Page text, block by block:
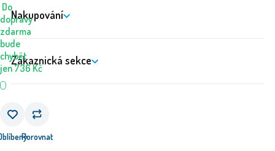
Do
dopravy
zdarma
bude
chybět
jen736Kč
Porovnat
Nakupování
Zákaznická sekce